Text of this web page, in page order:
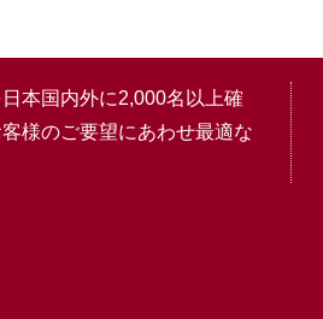
本国内外に2,000名以上確
様のご要望にあわせ最適な